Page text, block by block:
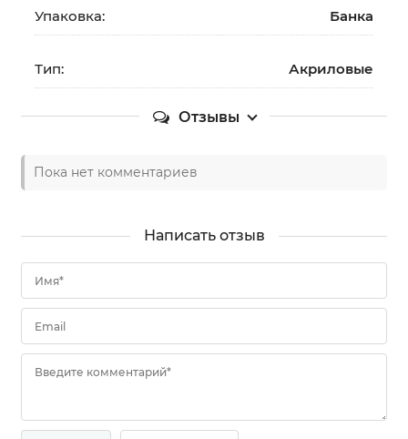
Упаковка: Банка
Тип: Акриловые
Отзывы
Пока нет комментариев
Написать отзыв
Имя*
Email
Введите комментарий*